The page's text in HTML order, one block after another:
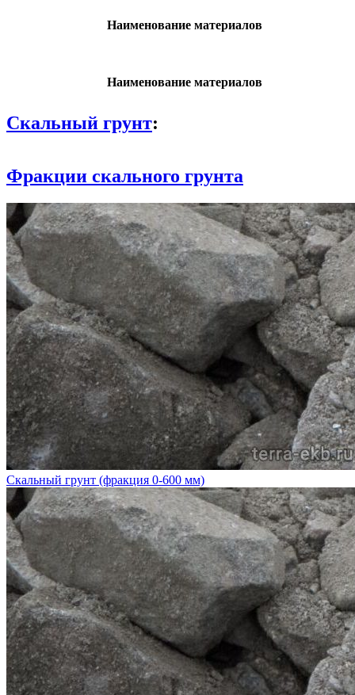
Наименование материалов
Наименование материалов
Скальный грунт:
Фракции скального грунта
Скальный грунт (фракция 0-600 мм)